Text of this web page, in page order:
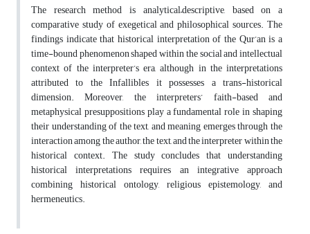
The research method is analytical–descriptive, based on a
comparative study of exegetical and philosophical sources. The
findings indicate that historical interpretation of the Qur’an is a
time-bound phenomenon shaped within the social and intellectual
context of the interpreter’s era, although in the interpretations
attributed to the Infallibles it possesses a trans-historical
dimension. Moreover, the interpreters’ faith-based and
metaphysical presuppositions play a fundamental role in shaping
their understanding of the text, and meaning emerges through the
interaction among the author, the text, and the interpreter within the
historical context. The study concludes that understanding
historical interpretations requires an integrative approach
combining historical ontology, religious epistemology, and
hermeneutics.